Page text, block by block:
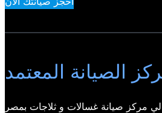
الصيانة المعتمد
مركز صيانة غسالات و ثلاجات بمصر